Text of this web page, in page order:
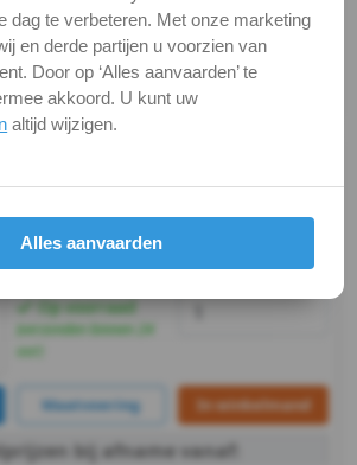
bij afname vanaf:
€ 0,77 excl.btw
Artikelnummer:
899/4/1-K-
Op voorraad
(verzonden binnen 24
uur)
€ 9,80excl. btw
Voorraad:33
Maatvoering In winkelmand
bij afname vanaf:
dag te verbeteren. Met onze marketing
en derde partijen u voorzien van
Door op ‘Alles aanvaarden’ te
akkoord. U kunt uw
altijd wijzigen.
Alles aanvaarden